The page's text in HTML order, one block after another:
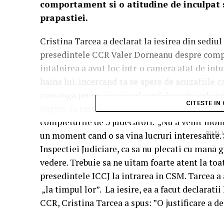
comportament si o atitudine de inculpat
prapastiei.
Cristina Tarcea a declarat la iesirea din
presedintele CCR Valer Dorneanu despre
intalnirea a avut loc intr-o camera atat de
haina lui. Incercand sa se apere de acuzatiile
convinga presa, in primul rand. Aceasta a
pagini, in care se apara de acuzatiile aduse
completurile de 5 judecatori. „Nu a venit
un moment cand o sa vina lucruri
Inspectiei Judiciare, ca sa nu plecati cu
vedere. Trebuie sa ne uitam foarte atent la
presedintele ICCJ la intrarea in CSM. Tarcea
„la timpul lor”. La iesire, ea a facut
CCR, Cristina Tarcea a spus: ”O justificare a
CITESTE IN